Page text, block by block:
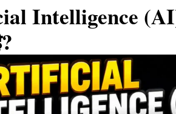
Intelligence